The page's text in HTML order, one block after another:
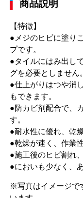
商品説明
【特徴】
●メジのヒビに塗り
プです。
●タイルにはみ出し
グを必要としません。
●仕上がりはつや消
もできます。
●防カビ剤配合で、
す。
●耐水性に優れ、乾
●乾燥が速く、作業
●施工後のヒビ割れ
●においも少なく、
※写真はイメージで